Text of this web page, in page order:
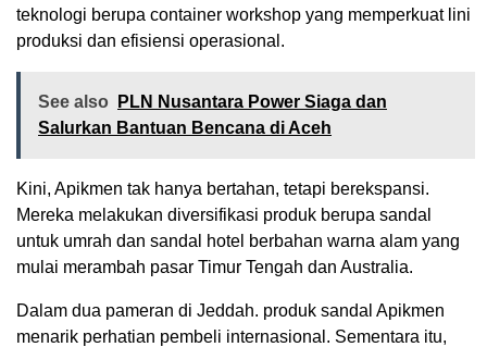
teknologi berupa container workshop yang memperkuat lini
produksi dan efisiensi operasional.
See also
PLN Nusantara Power Siaga dan
Salurkan Bantuan Bencana di Aceh
Kini, Apikmen tak hanya bertahan, tetapi berekspansi.
Mereka melakukan diversifikasi produk berupa sandal
untuk umrah dan sandal hotel berbahan warna alam yang
mulai merambah pasar Timur Tengah dan Australia.
Dalam dua pameran di Jeddah. produk sandal Apikmen
menarik perhatian pembeli internasional. Sementara itu,